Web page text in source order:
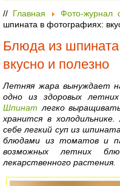
// Главная Фото-журнал
шпината в фотографиях:
Блюда из
вкусно и полезно
Летняя жара вынуждает
одно из здоровых
Шпинат легко
хранится в
себе легкий суп из
блюдами из томатов и
возможных летних
лекарственного растения.